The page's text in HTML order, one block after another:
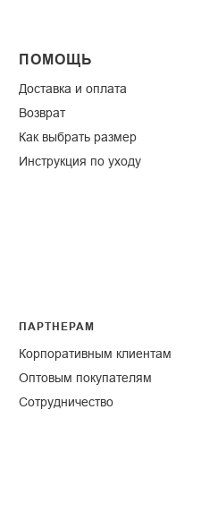
ПОМОЩЬ
Доставка и оплата
Возврат
Как выбрать размер
Инструкция по уходу
ПАРТНЕРАМ
Корпоративным клиентам
Оптовым покупателям
Сотрудничество